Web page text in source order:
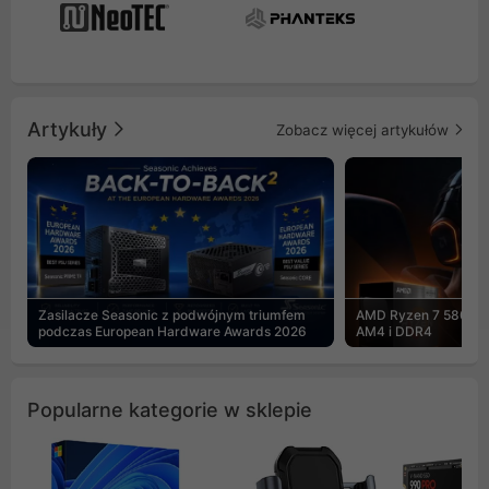
Artykuły Zobacz więcej artykułów
Zasilacze Seasonic z podwójnym triumfem
podczas European Hardware Awards 2026
AMD Ryzen 7
AM4 i DDR4
Popularne kategorie w sklepie